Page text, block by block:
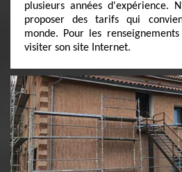
plusieurs années d'expérience.
proposer des tarifs qui
monde. Pour les
visiter son site Internet.